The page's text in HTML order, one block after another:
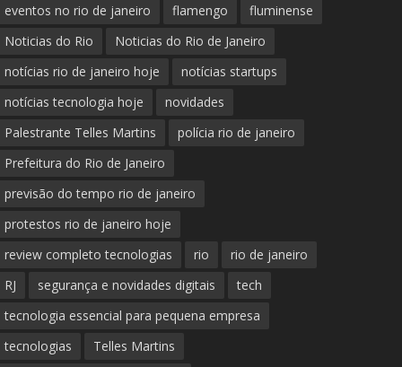
eventos no rio de janeiro
flamengo
fluminense
Noticias do Rio
Noticias do Rio de Janeiro
notícias rio de janeiro hoje
notícias startups
notícias tecnologia hoje
novidades
Palestrante Telles Martins
polícia rio de janeiro
Prefeitura do Rio de Janeiro
previsão do tempo rio de janeiro
protestos rio de janeiro hoje
review completo tecnologias
rio
rio de janeiro
RJ
segurança e novidades digitais
tech
tecnologia essencial para pequena empresa
tecnologias
Telles Martins